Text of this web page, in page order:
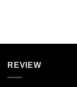
REVIEW